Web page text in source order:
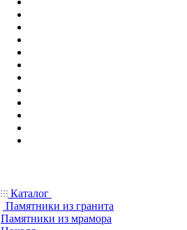
Каталог
Памятники из гранита
Памятники из мрамора